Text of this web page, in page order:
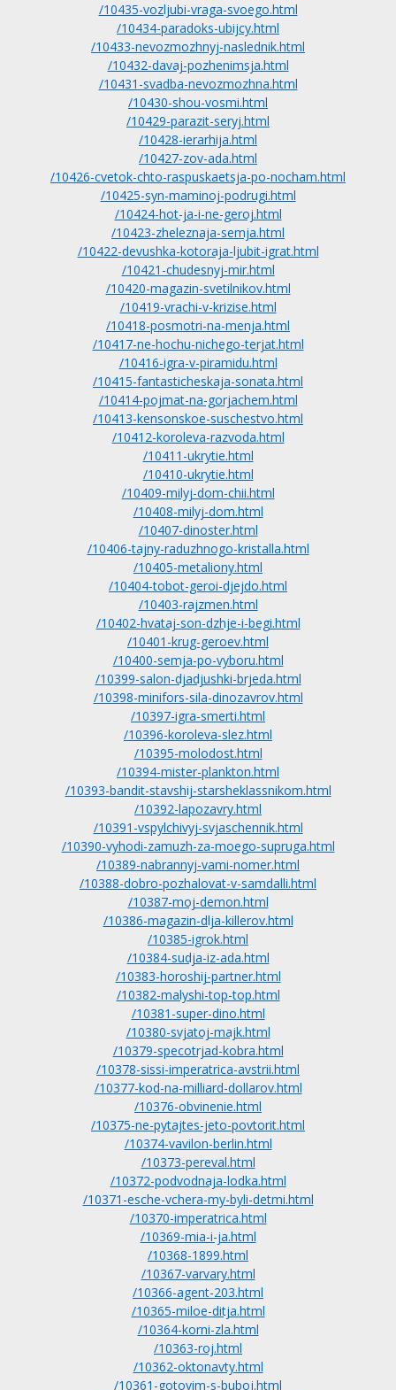
/10435-vozljubi-vraga-svoego.html
/10434-paradoks-ubijcy.html
/10433-nevozmozhnyj-naslednik.html
/10432-davaj-pozhenimsja.html
/10431-svadba-nevozmozhna.html
/10430-shou-vosmi.html
/10429-parazit-seryj.html
/10428-ierarhija.html
/10427-zov-ada.html
/10426-cvetok-chto-raspuskaetsja-po-nocham.html
/10425-syn-maminoj-podrugi.html
/10424-hot-ja-i-ne-geroj.html
/10423-zheleznaja-semja.html
/10422-devushka-kotoraja-ljubit-igrat.html
/10421-chudesnyj-mir.html
/10420-magazin-svetilnikov.html
/10419-vrachi-v-krizise.html
/10418-posmotri-na-menja.html
/10417-ne-hochu-nichego-terjat.html
/10416-igra-v-piramidu.html
/10415-fantasticheskaja-sonata.html
/10414-pojmat-na-gorjachem.html
/10413-kensonskoe-suschestvo.html
/10412-koroleva-razvoda.html
/10411-ukrytie.html
/10410-ukrytie.html
/10409-milyj-dom-chii.html
/10408-milyj-dom.html
/10407-dinoster.html
/10406-tajny-raduzhnogo-kristalla.html
/10405-metaliony.html
/10404-tobot-geroi-djejdo.html
/10403-rajzmen.html
/10402-hvataj-son-dzhje-i-begi.html
/10401-krug-geroev.html
/10400-semja-po-vyboru.html
/10399-salon-djadjushki-brjeda.html
/10398-minifors-sila-dinozavrov.html
/10397-igra-smerti.html
/10396-koroleva-slez.html
/10395-molodost.html
/10394-mister-plankton.html
/10393-bandit-stavshij-starsheklassnikom.html
/10392-lapozavry.html
/10391-vspylchivyj-svjaschennik.html
/10390-vyhodi-zamuzh-za-moego-supruga.html
/10389-nabrannyj-vami-nomer.html
/10388-dobro-pozhalovat-v-samdalli.html
/10387-moj-demon.html
/10386-magazin-dlja-killerov.html
/10385-igrok.html
/10384-sudja-iz-ada.html
/10383-horoshij-partner.html
/10382-malyshi-top-top.html
/10381-super-dino.html
/10380-svjatoj-majk.html
/10379-specotrjad-kobra.html
/10378-sissi-imperatrica-avstrii.html
/10377-kod-na-milliard-dollarov.html
/10376-obvinenie.html
/10375-ne-pytajtes-jeto-povtorit.html
/10374-vavilon-berlin.html
/10373-pereval.html
/10372-podvodnaja-lodka.html
/10371-esche-vchera-my-byli-detmi.html
/10370-imperatrica.html
/10369-mia-i-ja.html
/10368-1899.html
/10367-varvary.html
/10366-agent-203.html
/10365-miloe-ditja.html
/10364-korni-zla.html
/10363-roj.html
/10362-oktonavty.html
/10361-gotovim-s-buboj.html